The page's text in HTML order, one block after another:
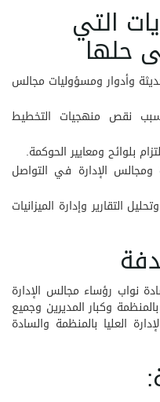
التي
حلها
وأدوار ومسؤوليات مجالس
نقص منهجيات التخطيط
بلوائح ومعايير الحوكمة.
الإدارة في التواصل
التقارير وإدارة الميزانيات
نواب رؤساء مجالس الإدارة
وكبار المديرين وجميع
العليا بالمنظمة والسادة